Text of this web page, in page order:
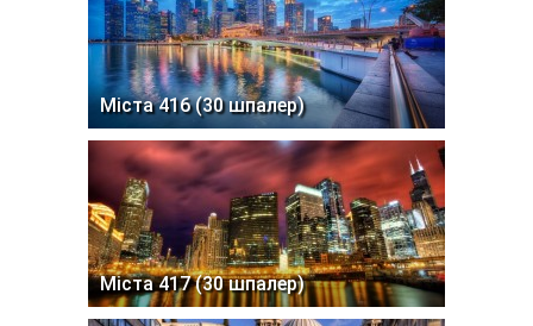
Міста 416 (30 шпалер)
Міста 417 (30 шпалер)